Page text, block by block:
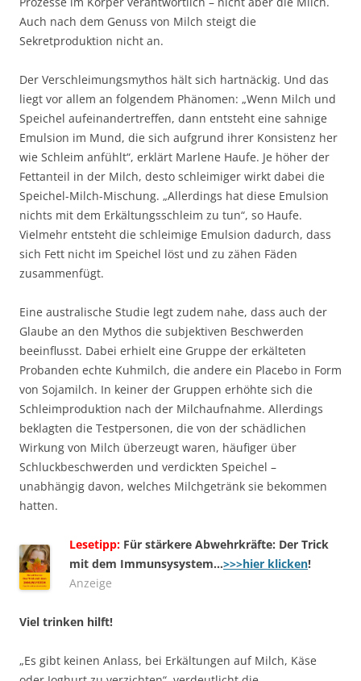
Auch nach dem Genuss von Milch steigt die
Sekretproduktion nicht an.
Der Verschleimungsmythos hält sich hartnäckig. Und das
liegt vor allem an folgendem Phänomen: „Wenn Milch und
Speichel aufeinandertreffen, dann entsteht eine sahnige
Emulsion im Mund, die sich aufgrund ihrer Konsistenz her
wie Schleim anfühlt“, erklärt Marlene Haufe. Je höher der
Fettanteil in der Milch, desto schleimiger wirkt dabei die
Speichel-Milch-Mischung. „Allerdings hat diese Emulsion
nichts mit dem Erkältungsschleim zu tun“, so Haufe.
Vielmehr entsteht die schleimige Emulsion dadurch, dass
sich Fett nicht im Speichel löst und zu zähen Fäden
zusammenfügt.
Eine australische Studie legt zudem nahe, dass auch der
Glaube an den Mythos die subjektiven Beschwerden
beeinflusst. Dabei erhielt eine Gruppe der erkälteten
Probanden echte Kuhmilch, die andere ein Placebo in Form
von Sojamilch. In keiner der Gruppen erhöhte sich die
Schleimproduktion nach der Milchaufnahme. Allerdings
beklagten die Testpersonen, die von der schädlichen
Wirkung von Milch überzeugt waren, häufiger über
Schluckbeschwerden und verdickten Speichel –
unabhängig davon, welches Milchgetränk sie bekommen
hatten.
Lesetipp: Für stärkere Abwehrkräfte: Der Trick
mit dem Immunsysystem…>>>hier klicken!
Anzeige
Viel trinken hilft!
„Es gibt keinen Anlass, bei Erkältungen auf Milch, Käse